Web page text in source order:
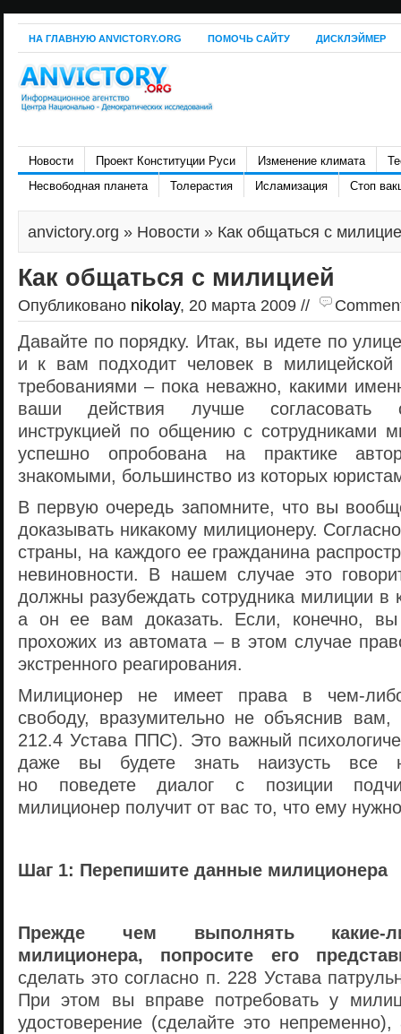
НА ГЛАВНУЮ ANVICTORY.ORG ПОМОЧЬ САЙТУ ДИСКЛЭЙМЕР
Новости Проект Конституции Руси Изменение климата
Несвободная планета
Толерастия Исламизация Стоп
anvictory.org » Новости » Как общаться с
Как общаться с милицией
Опубликовано nikolay, 20 марта 2009 //
Давайте по порядку. Итак, вы идете по
и к вам подходит человек в
требованиями – пока неважно, какими
ваши действия лучше согласовать
инструкцией по общению с сотрудниками
успешно опробована на практике
знакомыми, большинство из которых
В первую очередь запомните, что вы
доказывать никакому милиционеру.
страны, на каждого ее гражданина
невиновности. В нашем случае это
должны разубеждать сотрудника милиции в
а он ее вам доказать. Если, конечно, вы
прохожих из автомата – в этом случае
экстренного реагирования.
Милиционер не имеет права в чем-
свободу, вразумительно не объяснив
212.4 Устава ППС). Это важный
даже вы будете знать наизусть все
но поведете диалог с позиции
милиционер получит от вас то, что ему
Шаг 1: Перепишите данные милиционера
Прежде чем выполнять какие-
милиционера, попросите его
сделать это согласно п. 228 Устава
При этом вы вправе потребовать у
удостоверение (сделайте это